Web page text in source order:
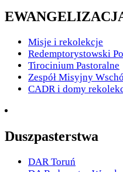
Misje i rekolekcje
Redemptorystowski
Tirocinium Pastoralne
Zespół Misyjny
CADR i domy
Duszpasterstwa
DAR Toruń